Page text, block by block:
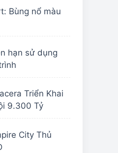
Bùng nổ màu
hạn sử dụng
Triển Khai
9.300 Tỷ
City Thủ